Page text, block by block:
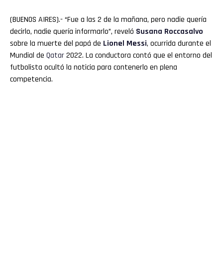
(BUENOS AIRES).- “Fue a las 2 de la mañana, pero nadie quería
decirlo, nadie quería informarlo”, reveló Susana Roccasalvo
sobre la muerte del papá de Lionel Messi, ocurrida durante el
Mundial de Qatar2022. La conductora contó que el entorno del
futbolista ocultó la noticia para contenerlo en plena
competencia.